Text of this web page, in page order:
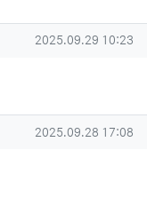
작성일
2025.09.29 10:23
작성일
2025.09.28 17:08